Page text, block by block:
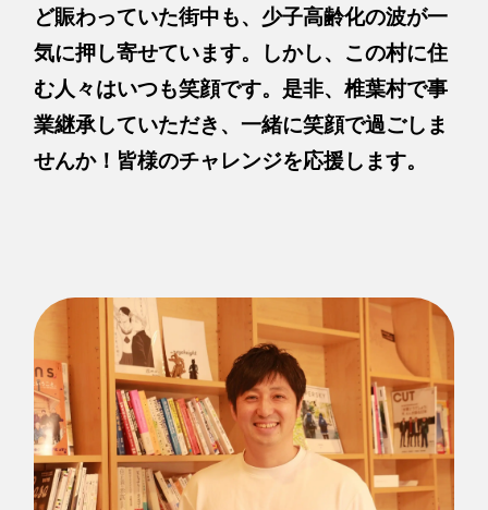
ど賑わっていた街中も、少子高齢化の波が一
気に押し寄せています。しかし、この村に住
む人々はいつも笑顔です。是非、椎葉村で事
業継承していただき、一緒に笑顔で過ごしま
せんか！皆様のチャレンジを応援します。